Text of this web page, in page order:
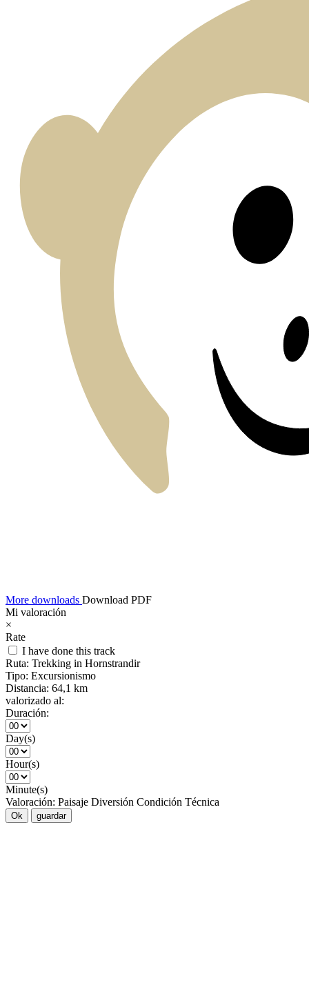
More downloads Download PDF
Mi valoración
×
Rate
I have done this track
Ruta: Trekking in Hornstrandir
Tipo: Excursionismo
Distancia: 64,1 km
valorizado al:
Duración:
Day(s)
Hour(s)
Minute(s)
Valoración: Paisaje Diversión Condición Técnica
Ok guardar